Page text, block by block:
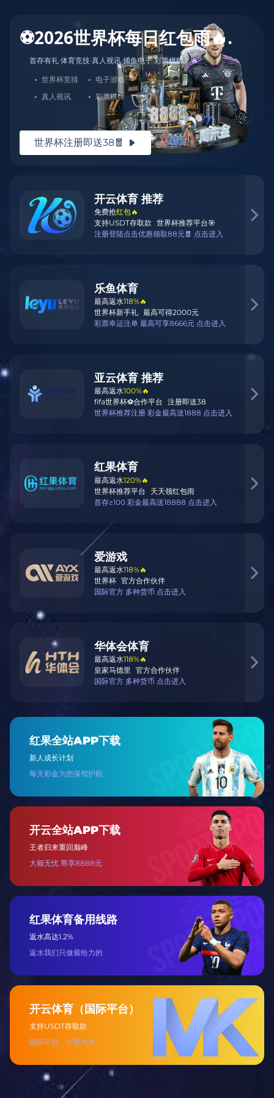
zhuang bei kong de tian tang zhuan ye yu chao liu bing
cun
发现杏彩体育彩票
OUR SERVICE
企业服务
直播内容运营
策划直播互动活动、嘉宾邀请及流量推广策略。
赛事数据服务
提供赛事数据统计、分析报告及可视化呈现方
案。
周边产品设计
定制球衣、纪念品、数字藏品等体育 IP 衍生商
周边品牌定制
为企业客户定制联名体育周边，用于品牌营销。
直播技术支持
涵盖现场导播、多机位拍摄、实时字幕及回放剪